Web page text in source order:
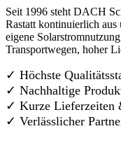
Seit 1996 steht DACH
Rastatt kontinuierlich
eigene
Transportwegen, hoher
✓ Höchste
✓ Nachhaltige
✓ Kurze Lieferzeiten
✓ Verlässlicher